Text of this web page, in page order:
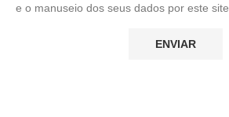
e o manuseio dos seus dados por este site.